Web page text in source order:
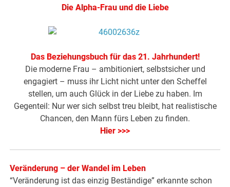
Die Alpha-Frau und die Liebe
Das Beziehungsbuch für das 21. Jahrhundert!
Die moderne Frau – ambitioniert, selbstsicher und
engagiert – muss ihr Licht nicht unter den Scheffel
stellen, um auch Glück in der Liebe zu haben. Im
Gegenteil: Nur wer sich selbst treu bleibt, hat realistische
Chancen, den Mann fürs Leben zu finden.
Hier >>>
Veränderung – der Wandel im Leben
“Veränderung ist das einzig Beständige” erkannte schon